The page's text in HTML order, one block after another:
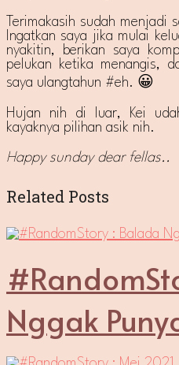
Terimakasih sudah menjadi
Ingatkan saya jika mulai
nyakitin, berikan saya
pelukan ketika menangis,
saya ulangtahun #eh. 😀
Hujan nih di luar, Kei
kayaknya pilihan asik nih.
Happy sunday dear fellas..
Related Posts
Nggak